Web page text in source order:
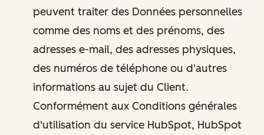
peuvent traiter des Données personnelles
comme des noms et des prénoms, des
adresses e-mail, des adresses physiques,
des numéros de téléphone ou d'autres
informations au sujet du Client.
Conformément aux Conditions générales
d'utilisation du service HubSpot, HubSpot